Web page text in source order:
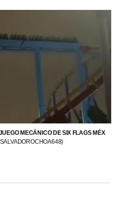
MECÁNICO DE SIX FLAGS MÉX